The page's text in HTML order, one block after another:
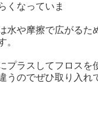
くなっていま
水や摩擦で広がるた
。
プラスしてフロスを
うのでぜひ取り入れ